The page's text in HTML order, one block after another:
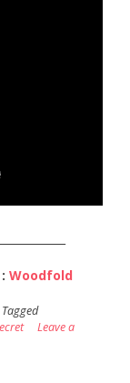
Woodfold
Tagged
Leave a